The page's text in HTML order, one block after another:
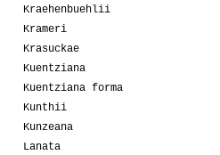
Kraehenbuehlii
Krameri
Krasuckae
Kuentziana
Kuentziana forma
Kunthii
Kunzeana
Lanata